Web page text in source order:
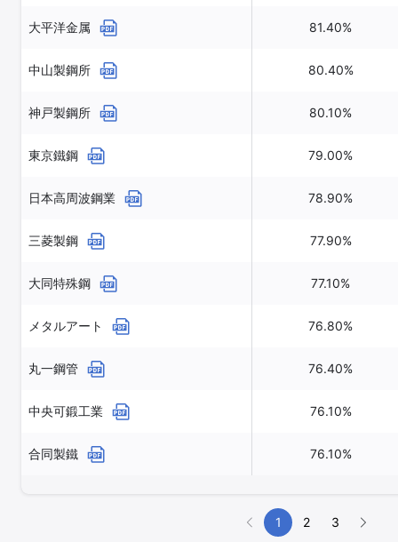
大平洋金属 81.40%
中山製鋼所 80.40%
神戸製鋼所 80.10%
東京鐵鋼 79.00%
日本高周波鋼業 78.90%
三菱製鋼 77.90%
大同特殊鋼 77.10%
メタルアート 76.80%
丸一鋼管 76.40%
中央可鍛工業 76.10%
合同製鐵 76.10%
1 2 3